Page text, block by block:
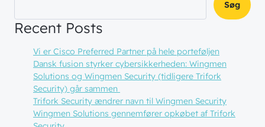
Søg
Recent Posts
Vi er Cisco Preferred Partner på hele porteføljen
Dansk fusion styrker cybersikkerheden: Wingmen
Solutions og Wingmen Security (tidligere Trifork
Security) går sammen
Trifork Security ændrer navn til Wingmen Security
Wingmen Solutions gennemfører opkøbet af Trifork